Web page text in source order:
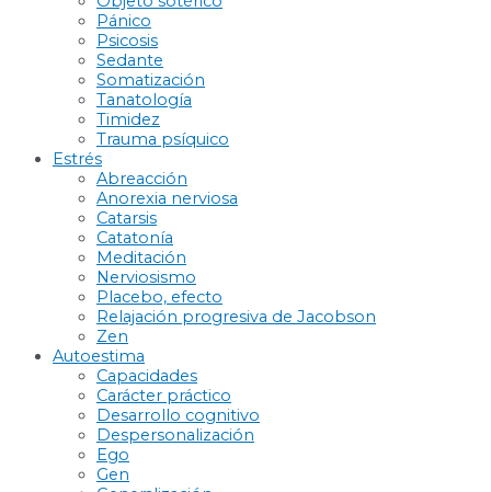
Pánico
Psicosis
Sedante
Somatización
Tanatología
Timidez
Trauma psíquico
Estrés
Abreacción
Anorexia nerviosa
Catarsis
Catatonía
Meditación
Nerviosismo
Placebo, efecto
Relajación progresiva de Jacobson
Zen
Autoestima
Capacidades
Carácter práctico
Desarrollo cognitivo
Despersonalización
Ego
Gen